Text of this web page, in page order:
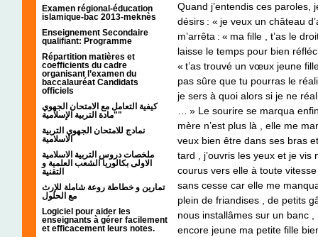
Examen régional-éducation
islamique-bac 2013-meknès
Enseignement Secondaire
qualifiant: Programme
Répartition matières et
coefficients du cadre
organisant l’examen du
baccalauréat Candidats
officiels
كيفية التعامل مع الامتحان الجهوي
"مادة التربية الإسلامية"
نمادج للامتحان الجهوي التربية
الاسلامية
ملخصات دروس التربية الاسلامية
الاولى بكالوريا الشعب العلمية و
التقنية
تمارين و خطاطة روعة شاملة للإرث
مع الحلول
Logiciel pour aider les
enseignants à gérer facilement
et efficacement leurs notes.
Quand j’entendis ces paroles,
désirs : « je veux un château
m’arrêta : « ma fille , t’as le
laisse le temps pour bien
« t’as trouvé un vœux jeune
pas sûre que tu pourras le
je sers à quoi alors si je ne
… » Le sourire se marqua
mère n’est plus là , elle me
veux bien être dans ses bras
tard , j’ouvris les yeux et je
courus vers elle à toute
sans cesse car elle me
plein de friandises , de petits
nous installâmes sur un banc
encore jeune ma petite fille